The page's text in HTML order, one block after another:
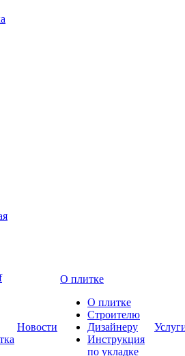
Новости
О плитке
О плитке
Строителю
Дизайнеру
Инструкция
по укладке